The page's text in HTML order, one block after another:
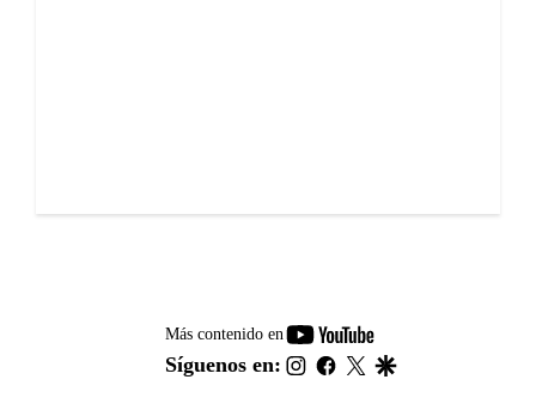
Más contenido en
youtube-
footer
Síguenos en: instagram
facebook
twitter